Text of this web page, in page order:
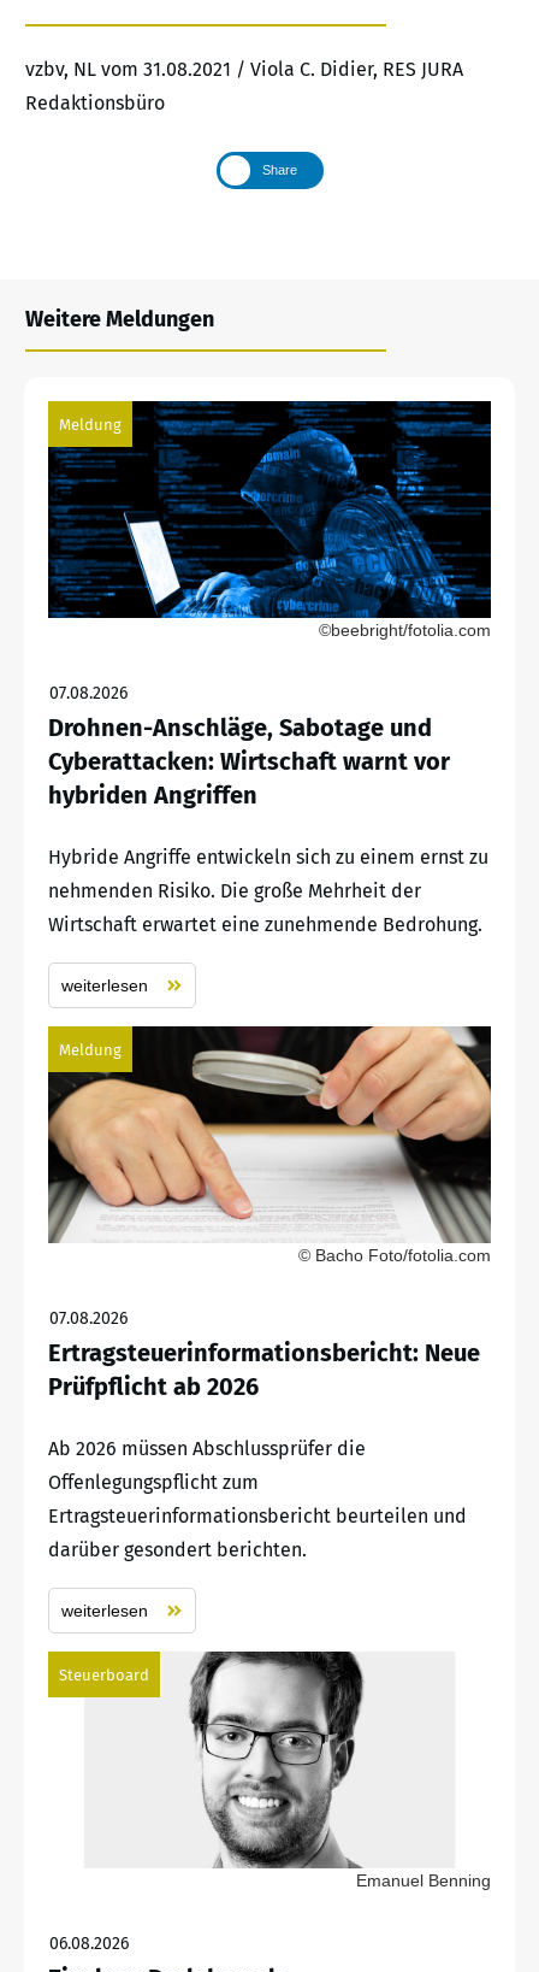
vzbv, NL vom 31.08.2021 / Viola C. Didier, RES JURA
Redaktionsbüro
Share
Weitere Meldungen
Meldung
©beebright/fotolia.com
07.08.2026
Drohnen-Anschläge, Sabotage und
Cyberattacken: Wirtschaft warnt vor
hybriden Angriffen
Hybride Angriffe entwickeln sich zu einem ernst zu
nehmenden Risiko. Die große Mehrheit der
Wirtschaft erwartet eine zunehmende Bedrohung.
weiterlesen
Meldung
© Bacho Foto/fotolia.com
07.08.2026
Ertragsteuerinformationsbericht: Neue
Prüfpflicht ab 2026
Ab 2026 müssen Abschlussprüfer die
Offenlegungspflicht zum
Ertragsteuerinformationsbericht beurteilen und
darüber gesondert berichten.
weiterlesen
Steuerboard
Emanuel Benning
06.08.2026